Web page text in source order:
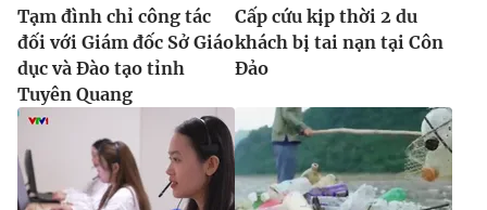
Tạm đình chỉ công tác
đối với Giám đốc Sở Giáo
dục và Đào tạo tỉnh
Tuyên Quang
Cấp cứu kịp thời 2 du
khách bị tai nạn tại Côn
Đảo